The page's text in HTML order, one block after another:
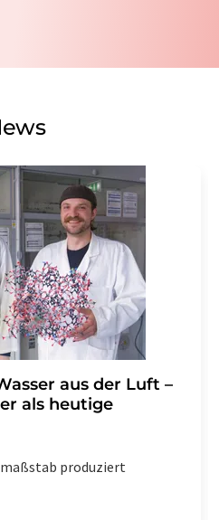
Ihre Daten werden
. LUMITOS darf
kontaktieren. Ihre
ohne Angabe von
Mail unter
für die Zukunft
E-Mail ein Link zur
Newsletters
aus der Luft –
als heutige
produziert